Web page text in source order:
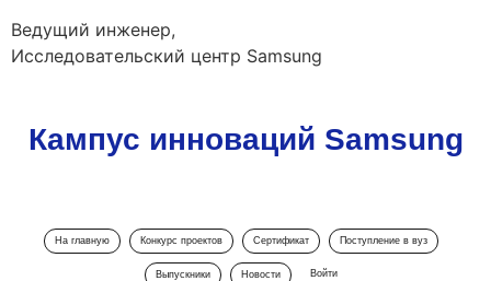
Ведущий инженер,
Исследовательский центр Samsung
Кампус инноваций Samsung
На главную Конкурс проектов Сертификат Поступление в вуз
Выпускники Новости Войти